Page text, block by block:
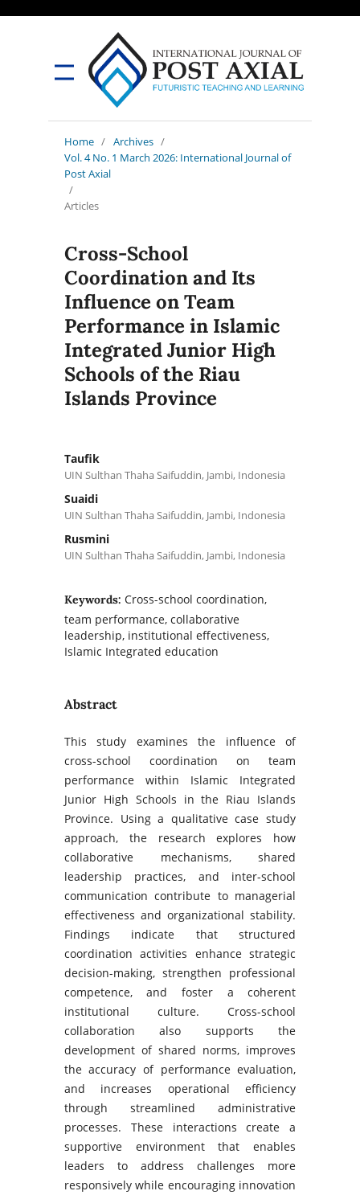
Home / Archives /
Vol. 4 No. 1 March 2026: International Journal of
Post Axial
/
Articles
Cross-School
Coordination and Its
Influence on Team
Performance in Islamic
Integrated Junior High
Schools of the Riau
Islands Province
Taufik
UIN Sulthan Thaha Saifuddin, Jambi, Indonesia
Suaidi
UIN Sulthan Thaha Saifuddin, Jambi, Indonesia
Rusmini
UIN Sulthan Thaha Saifuddin, Jambi, Indonesia
Keywords: Cross-school coordination,
team performance, collaborative
leadership, institutional effectiveness,
Islamic Integrated education
Abstract
This study examines the influence of
cross-school coordination on team
performance within Islamic Integrated
Junior High Schools in the Riau Islands
Province. Using a qualitative case study
approach, the research explores how
collaborative mechanisms, shared
leadership practices, and inter-school
communication contribute to managerial
effectiveness and organizational stability.
Findings indicate that structured
coordination activities enhance strategic
decision-making, strengthen professional
competence, and foster a coherent
institutional culture. Cross-school
collaboration also supports the
development of shared norms, improves
the accuracy of performance evaluation,
and increases operational efficiency
through streamlined administrative
processes. These interactions create a
supportive environment that enables
leaders to address challenges more
responsively while encouraging innovation